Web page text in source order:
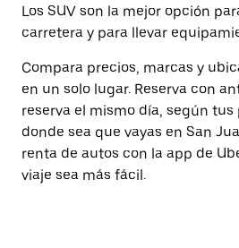
Los SUV son la mejor opción
carretera y para llevar
Compara precios, marcas y
en un solo lugar. Reserva con
reserva el mismo día, según tus
donde sea que vayas en San
renta de autos con la app de
viaje sea más fácil.